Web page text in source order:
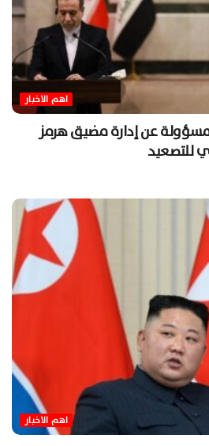
اهم الاخبار
عن إدارة مضيق هرمز
للتصعيد
اهم الاخبار